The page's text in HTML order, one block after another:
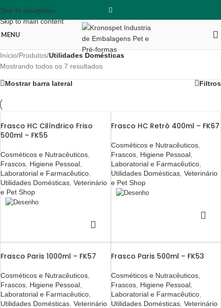
Skip to navigation
Skip to main content
MENU
Início/Produtos/Utilidades Domésticas
Mostrando todos os 7 resultados
Mostrar barra lateral Filtros
Frasco HC Cilíndrico Friso
500ml – FK55
Cosméticos e Nutracêuticos
Frascos Higiene Pessoal
Laboratorial e Farmacêutico
Utilidades Domésticas Veterinário
e Pet Shop
Frasco HC Retrô 400ml – FK67
Cosméticos e Nutracêuticos,
Frascos, Higiene Pessoal,
Laboratorial e Farmacêutico,
Utilidades Domésticas, Veterinário
e Pet Shop
Frasco Paris 1000ml – FK57
Cosméticos e Nutracêuticos
Frascos Higiene Pessoal
Laboratorial e Farmacêutico
Utilidades Domésticas Veterinário
Frasco Paris 500ml – FK53
Cosméticos e Nutracêuticos,
Frascos, Higiene Pessoal,
Laboratorial e Farmacêutico,
Utilidades Domésticas, Veterinário